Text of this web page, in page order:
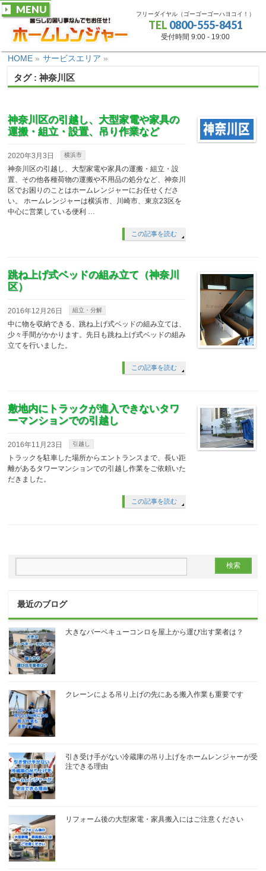
フリーダイヤル（ゴーゴーゴーハヨコイ！）
TEL 0800-555-8451
受付時間 9:00 - 19:00
MENU
HOME » サービスエリア »
タグ : 神奈川区
神奈川区の引越し、大型家電や家具の
運搬・組立・設置、吊り作業など
2020年3月3日 横浜市
神奈川区の引越し、大型家電や家具の運搬・組立・設
置、その他各種荷物の運搬や不用品の処分など、神奈川
区でお困りのことはホームレンジャーにお任せくださ
い。 ホームレンジャーは横浜市、川崎市、東京23区を
中心に営業している便利 …
この記事を読む
跳ね上げ式ベッドの組み立て（神奈川
区）
2016年12月26日 組立・分解
中に物を収納できる、跳ね上げ式ベッドの組み立ては、
少々手間がかかります。先日も跳ね上げ式ベッドの組み
立てを行いました。
この記事を読む
敷地内にトラックが進入できないタワ
ーマンションでの引越し
2016年11月23日 引越し
トラックを駐車した場所からエントランスまで、長い距
離があるタワーマンションでの引越し作業をご依頼いた
だきました。
この記事を読む
最近のブログ
大きなバーベキューコンロを屋上から運び出す業者は？
クレーンによる吊り上げの先にある搬入作業も重要です
引き受け手がない冷蔵庫の吊り上げをホームレンジャーが受
注できる理由
リフォーム後の大型家電・家具搬入にはご注意ください